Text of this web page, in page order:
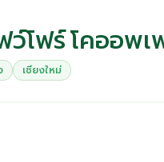
ว์โฟร์ โคออพเ
เชียงใหม่